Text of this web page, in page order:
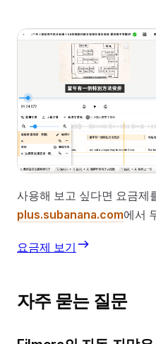
사용해 보고 싶다면 요금제
plus.subanana.com에서
요금제 보기
자주 묻는 질문